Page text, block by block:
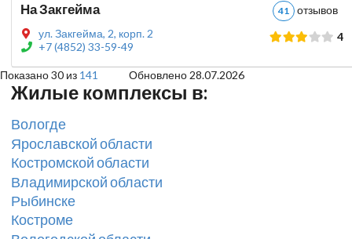
На Закгейма 41
ул. Закгейма, 2, корп. 2
+7 (4852) 33-59-49
4
Показано 30 из 141 Обновлено 28.07.2026
Жилые комплексы в:
Вологде
Ярославской области
Костромской области
Владимирской области
Рыбинске
Костроме